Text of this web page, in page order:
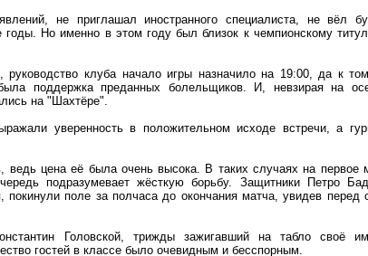
не приглашал иностранного специалиста, не вёл
годы. Но именно в этом году был близок к чемпионскому
клуба начало игры назначило на 19:00, да к
поддержка преданных болельщиков. И, невзирая на
на "Шахтёре".
уверенность в положительном исходе встречи, а
ведь цена её была очень высока. В таких случаях на первое
подразумевает жёсткую борьбу. Защитники Петро
поле за полчаса до окончания матча, увидев перед
Головской, трижды зажигавший на табло своё
гостей в классе было очевидным и бесспорным.